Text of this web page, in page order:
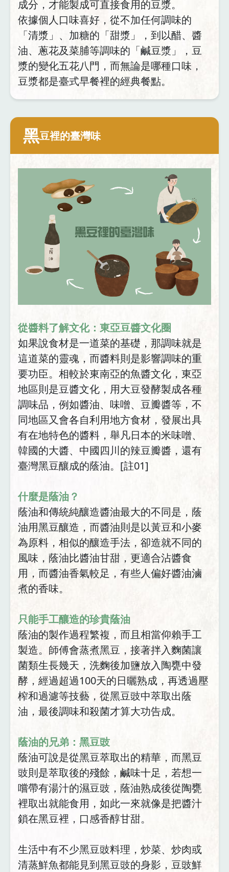
成分，才能製成可直接食用的豆漿。
依據個人口味喜好，從不加任何調味的
「清漿」、加糖的「甜漿」，到以醋、醬
油、蔥花及菜脯等調味的「鹹豆漿」，豆
漿的變化五花八門，而無論是哪種口味，
豆漿都是臺式早餐裡的經典餐點。
黑豆裡的臺灣味
從醬料了解文化：東亞豆醬文化圈
如果說食材是一道菜的基礎，那調味就是
這道菜的靈魂，而醬料則是影響調味的重
要功臣。相較於東南亞的魚醬文化，東亞
地區則是豆醬文化，用大豆發酵製成各種
調味品，例如醬油、味噌、豆瓣醬等，不
同地區又會各自利用地方食材，發展出具
有在地特色的醬料，舉凡日本的米味噌、
韓國的大醬、中國四川的辣豆瓣醬，還有
臺灣黑豆釀成的蔭油。[註01]
什麼是蔭油？
蔭油和傳統純釀造醬油最大的不同是，蔭
油用黑豆釀造，而醬油則是以黃豆和小麥
為原料，相似的釀造手法，卻造就不同的
風味，蔭油比醬油甘甜，更適合沾醬食
用，而醬油香氣較足，有些人偏好醬油滷
煮的香味。
只能手工釀造的珍貴蔭油
蔭油的製作過程繁複，而且相當仰賴手工
製造。師傅會蒸煮黑豆，接著拌入麴菌讓
菌類生長幾天，洗麴後加鹽放入陶甕中發
酵，經過超過100天的日曬熟成，再透過壓
榨和過濾等技藝，從黑豆豉中萃取出蔭
油，最後調味和殺菌才算大功告成。
蔭油的兄弟：黑豆豉
蔭油可說是從黑豆萃取出的精華，而黑豆
豉則是萃取後的殘餘，鹹味十足，若想一
嚐帶有湯汁的濕豆豉，蔭油熟成後從陶甕
裡取出就能食用，如此一來就像是把醬汁
鎖在黑豆裡，口感香醇甘甜。
生活中有不少黑豆豉料理，炒菜、炒肉或
清蒸鮮魚都能見到黑豆豉的身影，豆豉鮮